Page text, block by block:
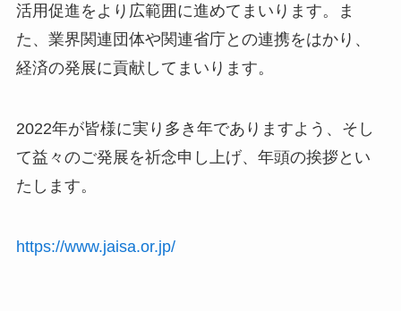
活用促進をより広範囲に進めてまいります。ま
た、業界関連団体や関連省庁との連携をはかり、
経済の発展に貢献してまいります。
2022年が皆様に実り多き年でありますよう、そし
て益々のご発展を祈念申し上げ、年頭の挨拶とい
たします。
https://www.jaisa.or.jp/